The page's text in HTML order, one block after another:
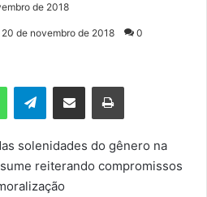
de 2018
de novembro de 2018 0
Telegram
solenidades do gênero na
reiterando compromissos